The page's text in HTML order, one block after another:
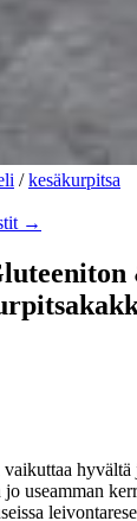
/kesäkurpitsa
→
useamman